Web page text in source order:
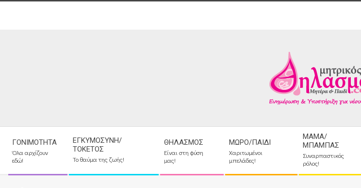
Navigation
Menu
ΓΟΝΙΜΌΤΗΤΑ
Όλα αρχίζουν
εδώ!
ΕΓΚΥΜΟΣΎΝΗ/
ΤΟΚΕΤΌΣ
Το θαύμα της ζωής!
ΘΗΛΑΣΜΌΣ
Είναι στη φύση
μας!
ΜΩΡΌ/ΠΑΙΔΊ
Χαριτωμένοι
μπελάδες!
ΜΑΜΆ/
ΜΠΑΜΠΆΣ
Συναρπαστικός
ρόλος!